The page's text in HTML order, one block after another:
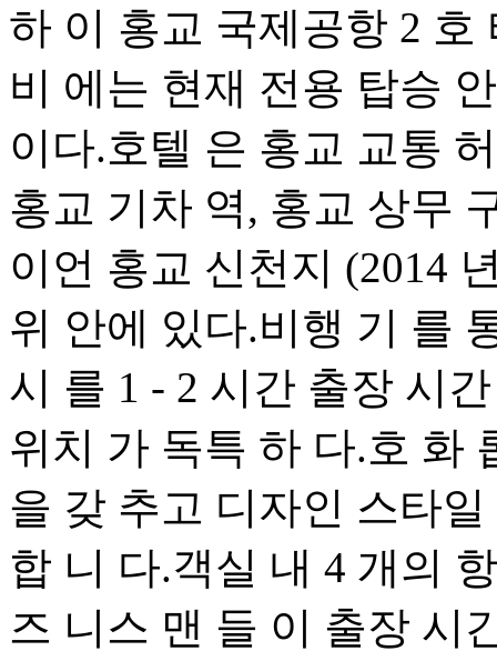
하 이 홍교 국제공항 2
비 에는 현재 전용 탑승
이다.호텔 은 홍교 교통
홍교 기차 역, 홍교 상무
이언 홍교 신천지 (2014
위 안에 있다.비행 기 를
시 를 1 - 2 시간 출장 시
위치 가 독특 하 다.호 화
을 갖 추고 디자인 스타
합 니 다.객실 내 4 개의
즈 니스 맨 들 이 출장 시